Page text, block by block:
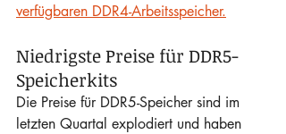
verfügbaren DDR4-Arbeitsspeicher.
Niedrigste Preise für DDR5-
Speicherkits
Die Preise für DDR5-Speicher sind im
letzten Quartal explodiert und haben